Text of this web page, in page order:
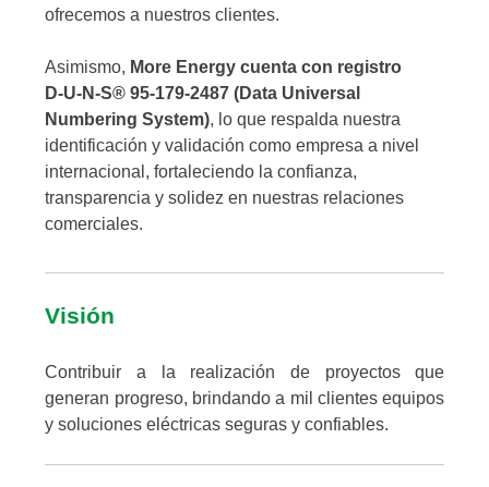
ofrecemos a nuestros clientes.
Asimismo, More Energy cuenta con registro
D‑U‑N‑S® 95-179-2487 (Data Universal
Numbering System), lo que respalda nuestra
identificación y validación como empresa a nivel
internacional, fortaleciendo la confianza,
transparencia y solidez en nuestras relaciones
comerciales.
Visión
Contribuir a la realización de proyectos que
generan progreso, brindando a mil clientes equipos
y soluciones eléctricas seguras y confiables.